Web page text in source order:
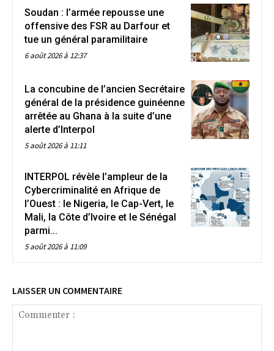
Soudan : l’armée repousse une
offensive des FSR au Darfour et
tue un général paramilitaire
6 août 2026 à 12:37
La concubine de l’ancien Secrétaire
général de la présidence guinéenne
arrêtée au Ghana à la suite d’une
alerte d’Interpol
5 août 2026 à 11:11
INTERPOL révèle l’ampleur de la
Cybercriminalité en Afrique de
l’Ouest : le Nigeria, le Cap-Vert, le
Mali, la Côte d’Ivoire et le Sénégal
parmi...
5 août 2026 à 11:09
LAISSER UN COMMENTAIRE